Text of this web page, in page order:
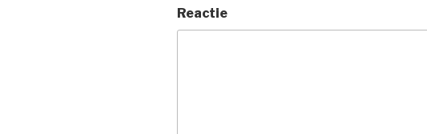
Reactie